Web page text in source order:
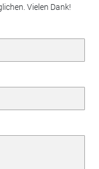
Vielen Dank!